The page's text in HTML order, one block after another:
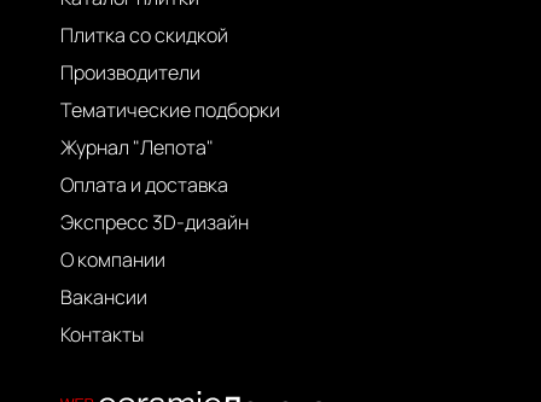
Плитка со скидкой
Производители
Тематические подборки
Журнал "Лепота"
Оплата и доставка
Экспресс 3D-дизайн
О компании
Вакансии
Контакты